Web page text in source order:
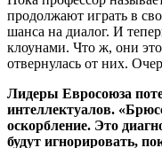
продолжают играть в
шанса на диалог. И
клоунами. Что ж, они
отвернулась от них.
Лидеры Евросоюза
интеллектуалов.
оскорбление. Это
будут игнорировать,